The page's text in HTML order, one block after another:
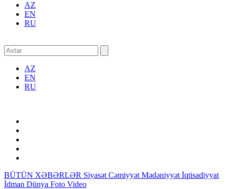
AZ
EN
RU
AZ
EN
RU
BÜTÜN XƏBƏRLƏR Siyasət Cəmiyyət Mədəniyyət İqtisadiyyat
İdman Dünya Foto Video